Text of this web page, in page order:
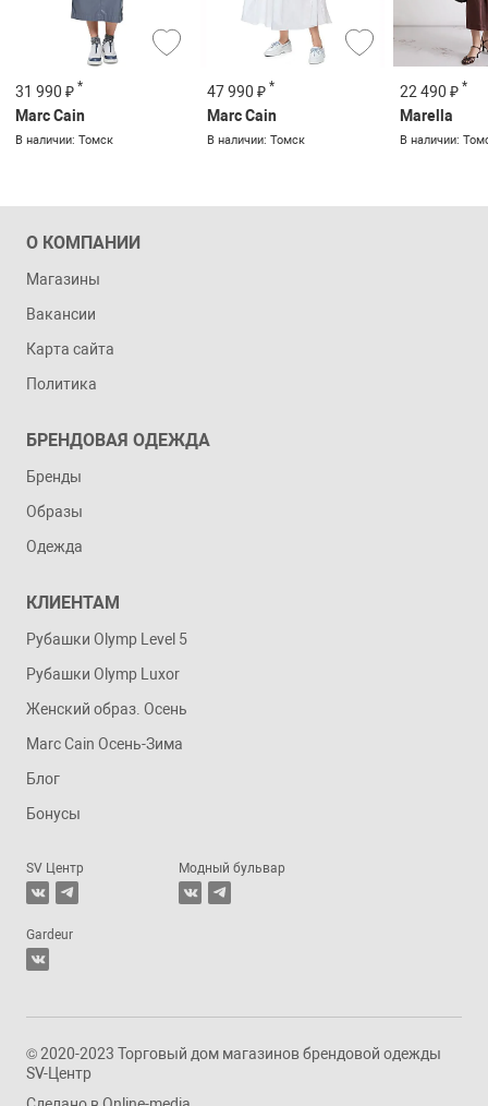
31 990 ₽ *
Marc Cain
В наличии: Томск
47 990 ₽ *
Marc Cain
В наличии: Томск
22 490 ₽ *
Marella
В наличии:
О КОМПАНИИ
Магазины
Вакансии
Карта сайта
Политика
БРЕНДОВАЯ ОДЕЖДА
Бренды
Образы
Одежда
КЛИЕНТАМ
Рубашки Olymp Level 5
Рубашки Olymp Luxor
Женский образ. Осень
Marc Cain Осень-Зима
Блог
Бонусы
SV Центр Модный бульвар
Gardeur
© 2020-2023 Торговый дом магазинов брендовой одежды
SV-Центр